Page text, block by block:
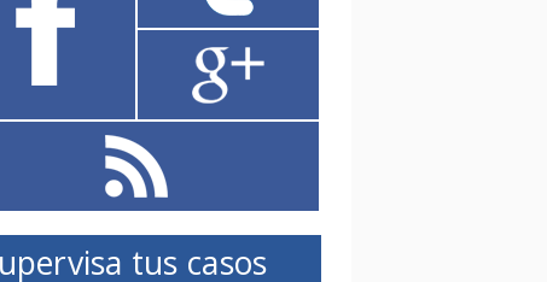
tus casos